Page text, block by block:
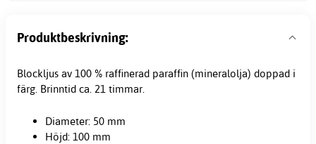
Produktbeskrivning:
Blockljus av 100 % raffinerad paraffin (mineralolja) doppad i
färg. Brinntid ca. 21 timmar.
Diameter: 50 mm
Höjd: 100 mm